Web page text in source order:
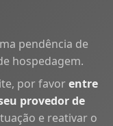
pendência de
hospedagem.
por favorentre
provedor de
e reativar o